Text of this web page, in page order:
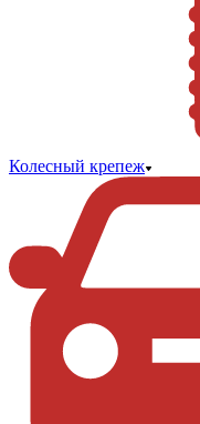
Колесный крепеж